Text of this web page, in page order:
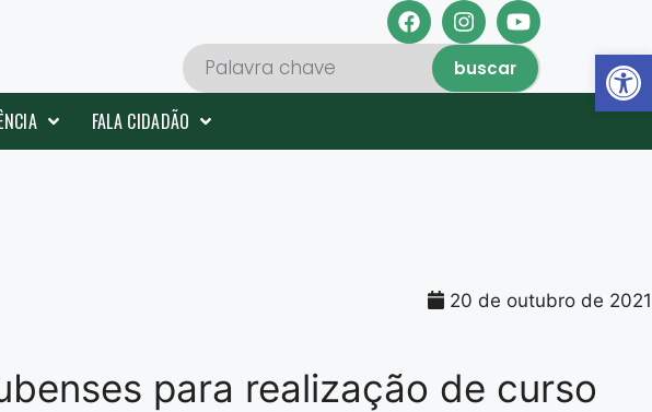
buscar
FALA CIDADÃO
20 de outubro de 2021
para realização de curso
Abrir